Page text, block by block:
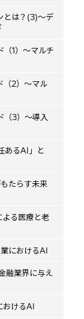
は？(3)～デ
1）～マルチ
2）～マル
3）～導入
あるAI」と
たらす未来
る医療と老
におけるAI
融業界に与え
おけるAI